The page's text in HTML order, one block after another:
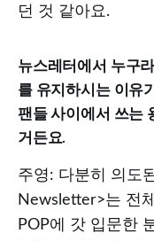
던 것 같아요.
뉴스레터에서 누구
를 유지하시는 이유
팬들 사이에서 쓰는
거든요.
주영: 다분히 의도
Newsletter>는 전
POP에 갓 입문한